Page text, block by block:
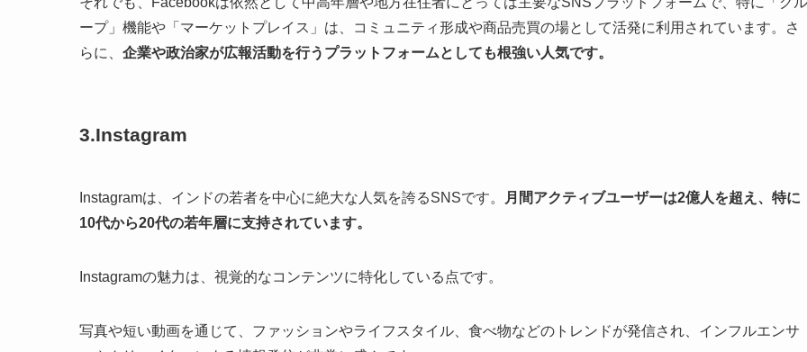
ープ」機能や「マーケットプレイス」は、コミュニティ形成や商品売買の場として活発に利用されています。さ
らに、 企業や政治家が広報活動を行うプラットフォームとしても根強い人気です。
3.Instagram
Instagramは、インドの若者を中心に絶大な人気を誇るSNSです。
月間アクティブユーザーは2億人を超え、特に
10代から20代の若年層に支持されています。
Instagramの魅力は、視覚的なコンテンツに特化している点です。
写真や短い動画を通じて、ファッションやライフスタイル、食べ物などのトレンドが発信され、インフルエンサ